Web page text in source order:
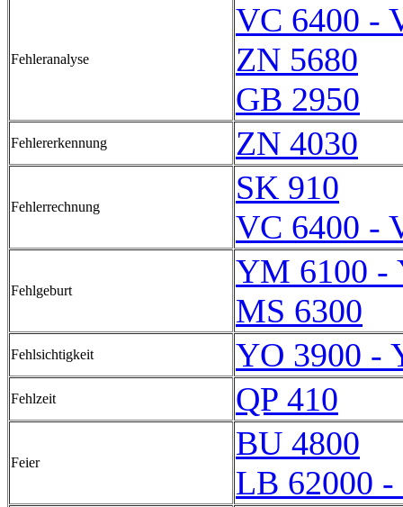
Fehleranalyse
VC 6400 -
ZN 5680
GB 2950
Fehlererkennung ZN 4030
Fehlerrechnung
SK 910
VC 6400 -
Fehlgeburt
YM 6100 -
MS 6300
Fehlsichtigkeit YO 3900 -
Fehlzeit QP 410
Feier
BU 4800
LB 62000